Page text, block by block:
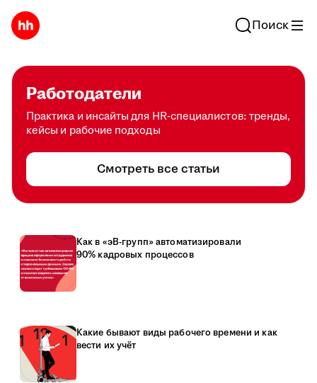
Поиск
Работодатели
Практика и инсайты для HR-специалистов: тренды,
кейсы и рабочие подходы
Смотреть все статьи
Как в «эВ-групп» автоматизировали
90% кадровых процессов
Какие бывают виды рабочего времени и как
вести их учёт